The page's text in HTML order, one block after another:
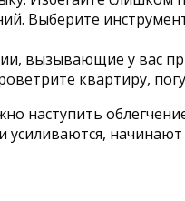
Выберите
вызывающие у вас
квартиру,
наступить
усиливаются,